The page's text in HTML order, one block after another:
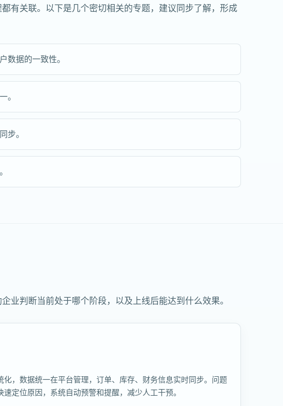
有关联。以下是几个密切相关的专题，建议同步了解，形成
据的一致性。
。
步。
业判断当前处于哪个阶段，以及上线后能达到什么效果。
化，数据统一在平台管理，订单、库存、财务信息实时同步。问题
速定位原因，系统自动预警和提醒，减少人工干预。